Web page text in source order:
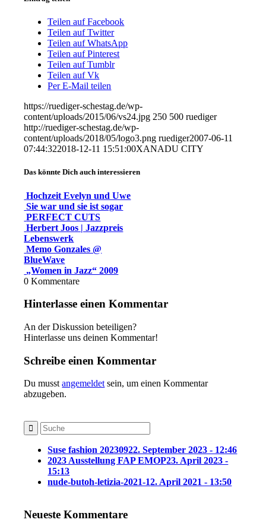
Teilen auf Facebook
Teilen auf Twitter
Teilen auf WhatsApp
Teilen auf Pinterest
Teilen auf Tumblr
Teilen auf Vk
Per E-Mail teilen
https://ruediger-schestag.de/wp-
content/uploads/2015/06/vs24.jpg 250 500 ruediger
http://ruediger-schestag.de/wp-
content/uploads/2018/05/logo3.png ruediger2007-06-11
07:44:322018-12-11 15:51:00XANADU CITY
Das könnte Dich auch interessieren
Hochzeit Evelyn und Uwe
Sie war und sie ist sogar
PERFECT CUTS
Herbert Joos | Jazzpreis
Lebenswerk
Memo Gonzales @
BlueWave
„Women in Jazz“ 2009
0 Kommentare
Hinterlasse einen Kommentar
An der Diskussion beteiligen?
Hinterlasse uns deinen Kommentar!
Schreibe einen Kommentar
Du musstangemeldet sein, um einen Kommentar
abzugeben.
Suse fashion 20230922. September 2023 - 12:46
2023 Ausstellung FAP EMOP23. April 2023 -
15:13
nude-butoh-letizia-2021-12. April 2021 - 13:50
Neueste Kommentare